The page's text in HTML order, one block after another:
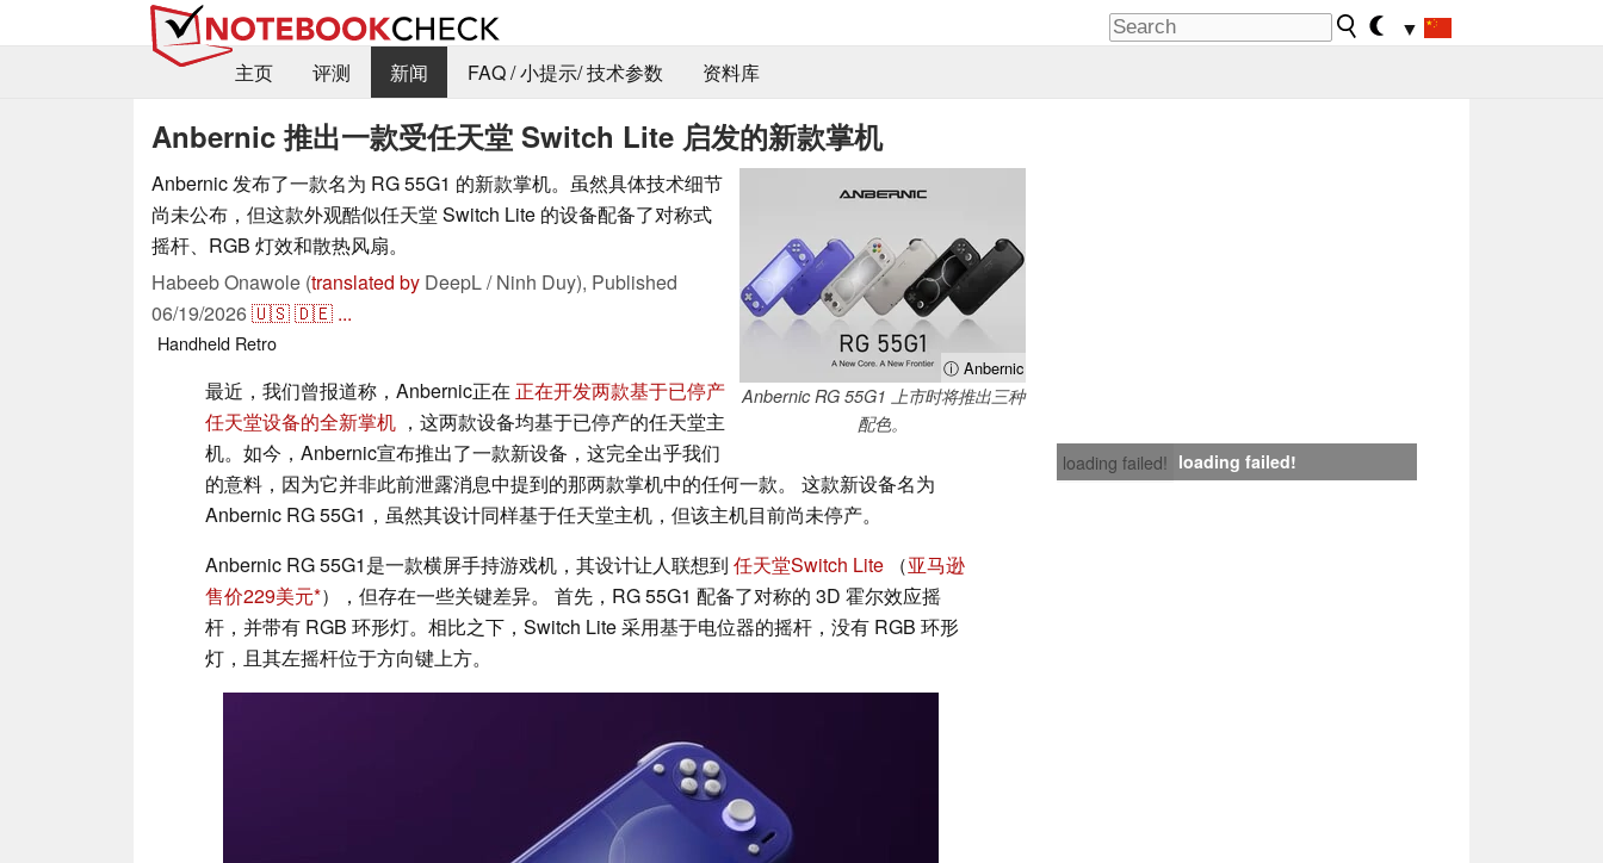
▼
主页
评测 新闻 FAQ / 小提示/ 技术参数 资料库
Anbernic 推出一款受任天堂 Switch Lite 启发的新款掌机
ⓘ Anbernic
Anbernic RG 55G1 上市时将推出三种
配色。
Anbernic 发布了一款名为 RG 55G1 的新款掌机。虽然具体技术细节
尚未公布，但这款外观酷似任天堂 Switch Lite 的设备配备了对称式
摇杆、RGB 灯效和散热风扇。
Habeeb Onawole (translated by DeepL / Ninh Duy), Published
06/19/2026🇺🇸🇩🇪 ...
Handheld Retro
loading failed! loading failed!
最近，我们曾报道称，Anbernic正在 正在开发两款基于已停产
任天堂设备的全新掌机 ，这两款设备均基于已停产的任天堂主
机。如今，Anbernic宣布推出了一款新设备，这完全出乎我们
的意料，因为它并非此前泄露消息中提到的那两款掌机中的任何一款。 这款新设备名为
Anbernic RG 55G1，虽然其设计同样基于任天堂主机，但该主机目前尚未停产。
Anbernic RG 55G1是一款横屏手持游戏机，其设计让人联想到 任天堂Switch Lite （亚马逊
售价229美元 ），但存在一些关键差异。 首先，RG 55G1 配备了对称的 3D 霍尔效应摇
杆，并带有 RGB 环形灯。相比之下，Switch Lite 采用基于电位器的摇杆，没有 RGB 环形
灯，且其左摇杆位于方向键上方。